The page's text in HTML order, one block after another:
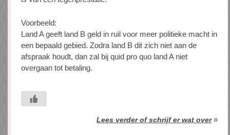
Voorbeeld:
Land A geeft land B geld in ruil voor meer politieke macht in
een bepaald gebied. Zodra land B dit zich niet aan de
afspraak houdt, dan zal bij quid pro quo land A niet
overgaan tot betaling.
Lees verder of schrijf er wat over»